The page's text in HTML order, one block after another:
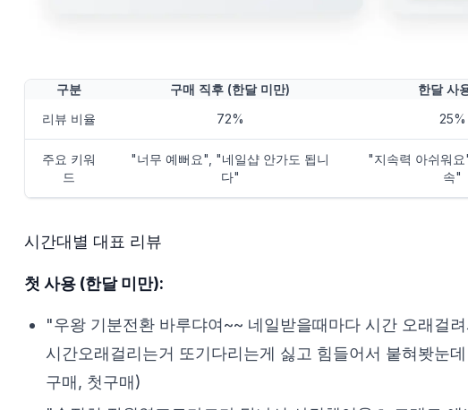
구분 구매 직후 (한달 미만)
한달 사
리뷰 비율
72% 25%
주요 키워
드
"너무 예뻐요", "네일샵 안가도 됩니
다"
"지속력 아쉬워
속"
시간대별 대표 리뷰
첫 사용 (한달 미만):
"우왕 기분전환 바루댜여~~ 네일받을때마다 시간 오래걸
시간오래걸리는거 또기다리는게 싫고 힘들어서 붙혀봣눈
구매, 첫구매)